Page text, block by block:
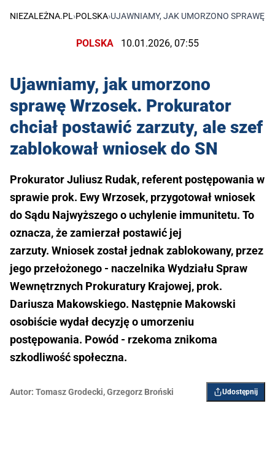
NIEZALEŻNA.PL ›POLSKA›UJAWNIAMY, JAK UMORZONO SPRAWĘ
POLSKA 10.01.2026, 07:55
Ujawniamy, jak umorzono
sprawę Wrzosek. Prokurator
chciał postawić zarzuty, ale szef
zablokował wniosek do SN
Prokurator Juliusz Rudak, referent postępowania w
sprawie prok. Ewy Wrzosek, przygotował wniosek
do Sądu Najwyższego o uchylenie immunitetu. To
oznacza, że zamierzał postawić jej
zarzuty. Wniosek został jednak zablokowany, przez
jego przełożonego - naczelnika Wydziału Spraw
Wewnętrznych Prokuratury Krajowej, prok.
Dariusza Makowskiego. Następnie Makowski
osobiście wydał decyzję o umorzeniu
postępowania. Powód - rzekoma znikoma
szkodliwość społeczna.
Autor: Tomasz Grodecki,Grzegorz Broński Udostępnij